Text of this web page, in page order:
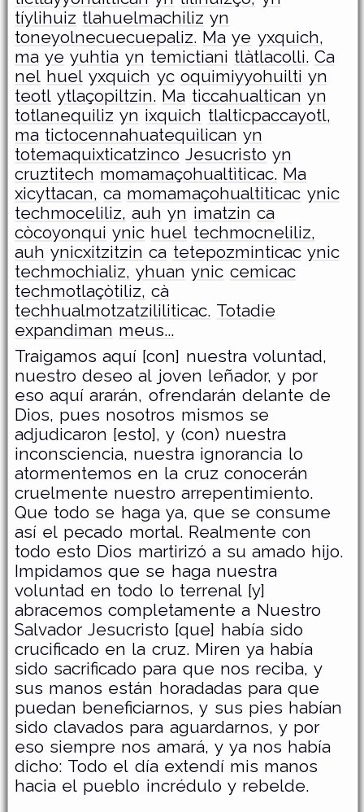
tíylihuiz tlahuelmachiliz yn
toneyolnecuecuepaliz. Ma ye yxquich,
ma ye yuhtia yn temictiani tlàtlacolli. Ca
nel huel yxquich yc oquimiyyohuilti yn
teotl ytlaçopiltzin. Ma ticcahualtican yn
totlanequiliz yn ixquich tlalticpaccayotl,
ma tictocennahuatequìlican yn
totemaquixticatzinco Jesucristo yn
cruztitech momamaçohualtìticac. Ma
xicyttacan, ca momamaçohualtiticac ynic
techmoceliliz, auh yn imatzin ca
còcoyonqui ynic huel techmocneliliz,
auh ynicxitzitzin ca tetepozminticac ynic
techmochializ, yhuan ynic cemicac
techmotlaçòtiliz, cà
techhualmotzatzililiticac. Totadie
expandiman meus...
Traigamos aquí [con] nuestra voluntad,
nuestro deseo al joven leñador, y por
eso aquí ararán, ofrendarán delante de
Dios, pues nosotros mismos se
adjudicaron [esto], y (con) nuestra
inconsciencia, nuestra ignorancia lo
atormentemos en la cruz conocerán
cruelmente nuestro arrepentimiento.
Que todo se haga ya, que se consume
así el pecado mortal. Realmente con
todo esto Dios martirizó a su amado hijo.
Impidamos que se haga nuestra
voluntad en todo lo terrenal [y]
abracemos completamente a Nuestro
Salvador Jesucristo [que] había sido
crucificado en la cruz. Miren ya había
sido sacrificado para que nos reciba, y
sus manos están horadadas para que
puedan beneficiarnos, y sus pies habían
sido clavados para aguardarnos, y por
eso siempre nos amará, y ya nos había
dicho: Todo el día extendí mis manos
hacia el pueblo incrédulo y rebelde.